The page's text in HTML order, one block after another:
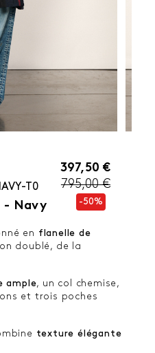
T0
- Navy
397,50 €
795,00 €
-50%
en flanelle de
doublé, de la
ample, un col chemise,
et trois poches
texture élégante